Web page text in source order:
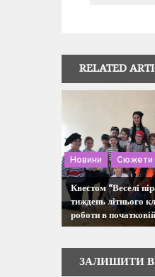
г
а
і
я
з
а
RELATED
Новини Сюжети
Квестом “Веселі
тиждень літнього
роботи в
ЗАЛИШИТИ